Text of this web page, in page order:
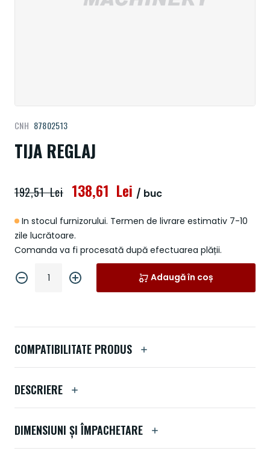
TIJA REGLAJ
CNH 87802513
In stocul furnizorului. Termen de livrare estimativ 7-10
zile lucrătoare.
Comanda va fi procesată după efectuarea plății.
138,61 Lei
192,51 Lei / buc
Adaugă în coș
la
începutul
galeriei
imagini
COMPATIBILITATE PRODUS
DESCRIERE
DIMENSIUNI ȘI ÎMPACHETARE